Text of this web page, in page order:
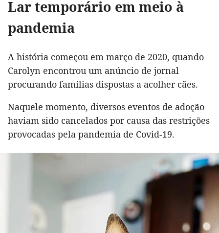
Lar temporário em meio à
pandemia
A história começou em março de 2020, quando
Carolyn encontrou um anúncio de jornal
procurando famílias dispostas a acolher cães.
Naquele momento, diversos eventos de adoção
haviam sido cancelados por causa das restrições
provocadas pela pandemia de Covid-19.